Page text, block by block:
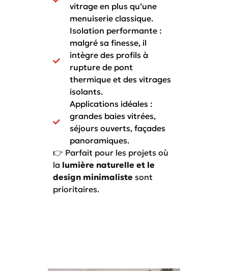
vitrage en plus qu’une
menuiserie classique.
Isolation performante :
malgré sa finesse, il
intègre des profils à
rupture de pont
thermique et des vitrages
isolants.
Applications idéales :
grandes baies vitrées,
séjours ouverts, façades
panoramiques.
👉 Parfait pour les projets où
la lumière naturelle et le
design minimaliste sont
prioritaires.